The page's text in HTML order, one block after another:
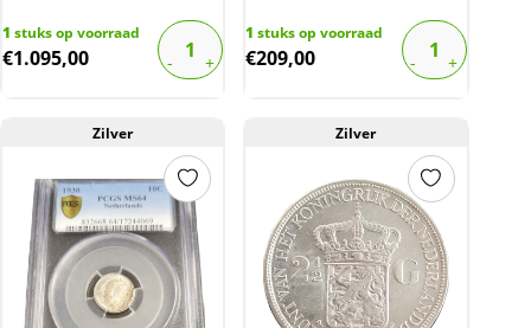
1 stuks op voorraad
€1.095,00
1 stuks op voorraad
€209,00
Zilver Zilver